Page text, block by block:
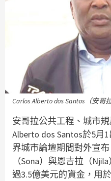
Carlos Alberto dos Santos（安哥
安哥拉公共工程、城市
Alberto dos Santos於5月
界城市論壇期間對外宣
（Sona）與恩吉拉（
過3.5億美元的資金，用